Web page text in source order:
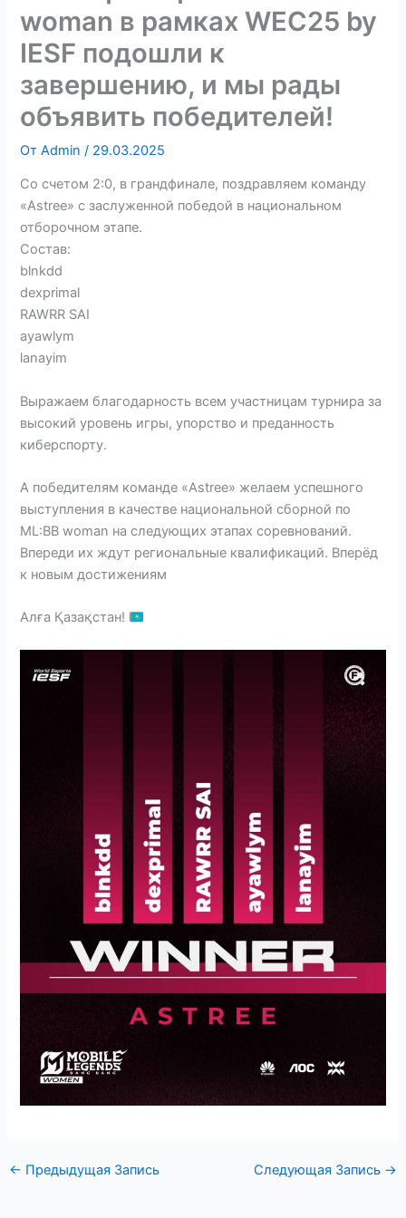
woman в рамках WEC25 by
IESF подошли к
завершению, и мы рады
объявить победителей!
ОтAdmin/ 29.03.2025
Со счетом 2:0, в грандфинале, поздравляем команду
«Astree» с заслуженной победой в национальном
отборочном этапе.
Состав:
blnkdd
dexprimal
RAWRR SAI
ayawlym
lanayim
Выражаем благодарность всем участницам турнира за
высокий уровень игры, упорство и преданность
киберспорту.
А победителям команде «Astree» желаем успешного
выступления в качестве национальной сборной по
ML:BB woman на следующих этапах соревнований.
Впереди их ждут региональные квалификаций. Вперёд
к новым достижениям
Алға Қазақстан!
← Предыдущая Запись Следующая Запись →